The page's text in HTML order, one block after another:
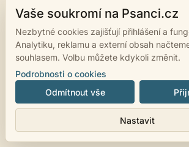
© 2007 - 2026psanci.cz• Nastavení cookies•
byLUKiO
Vaše soukromí na Psanci.cz
Nezbytné cookies zajišťují přihlášení a
Analytiku, reklamu a externí obsah
souhlasem. Volbu můžete kdykoli změnit.
Podrobnosti o cookies
Odmítnout vše
Nastavit